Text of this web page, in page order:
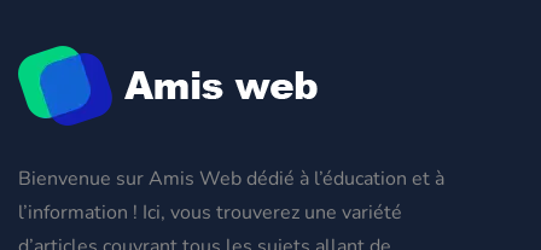
Bienvenue sur Amis Web dédié à l’éducation et à
l’information ! Ici, vous trouverez une variété